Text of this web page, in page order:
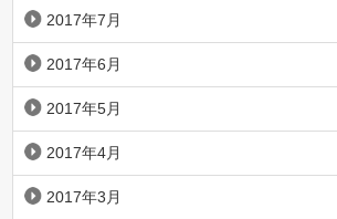
2017年7月
2017年6月
2017年5月
2017年4月
2017年3月